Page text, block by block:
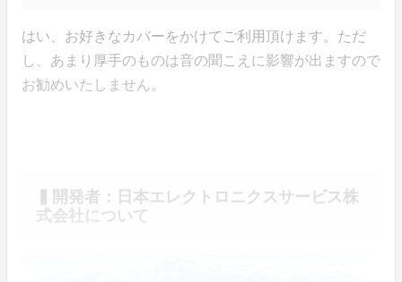
はい、お好きなカバーをかけてご利用頂けます。ただ
し、あまり厚手のものは音の聞こえに影響が出ますので
お勧めいたしません。
▍開発者：日本エレクトロニクスサービス株
式会社について